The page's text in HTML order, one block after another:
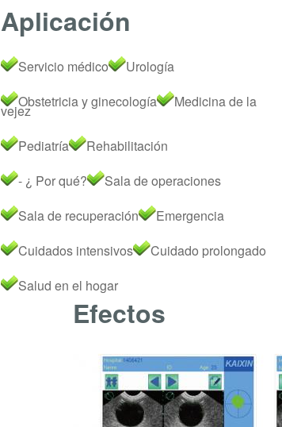
Aplicación
Servicio médico
Urología
Obstetricia y ginecología
Medicina de la
vejez
Pediatría
Rehabilitación
- ¿ Por qué?
Sala de operaciones
Sala de recuperación
Emergencia
Cuidados intensivos
Cuidado prolongado
Salud en el hogar
Efectos